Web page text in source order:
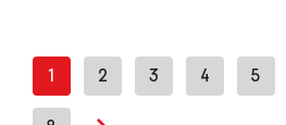
1 2 3 4 5